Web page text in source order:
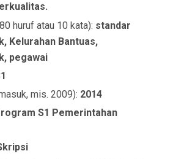
huruf atau 10 kata): standar
Kelurahan Bantuas,
pegawai
mis. 2009): 2014
S1 Pemerintahan